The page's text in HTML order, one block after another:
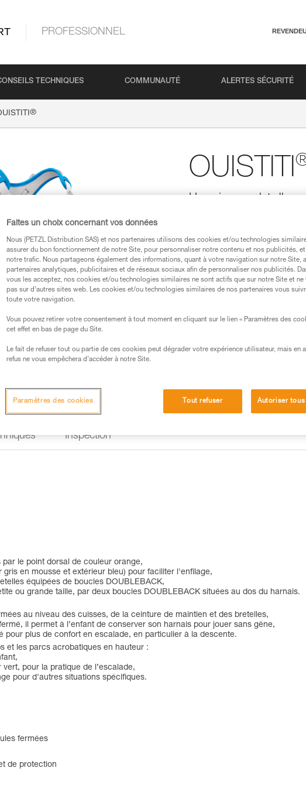
PROFESSIONNEL
TECHNIQUES COMMUNAUTÉ ALERTES SÉCURITÉ
®
OUISTITI
Harnais complet
Pour assurer les premiers
complet facile à régler et à
son système de réglage est
et le point d'encordement à
suspension. Son point
découverte d'autres activités
Besoin d'aide pour trouver le
TROUVER LE BON HARNAIS
Inspection
le point dorsal de couleur orange,
en mousse et extérieur bleu) pour faciliter l'enfilage,
équipées de boucles DOUBLEBACK,
ou grande taille, par deux boucles DOUBLEBACK situées au dos du harnais.
au niveau des cuisses, de la ceinture de maintien et des bretelles,
il permet à l’enfant de conserver son harnais pour jouer sans gêne,
pour plus de confort en escalade, en particulier à la descente.
et les parcs acrobatiques en hauteur :
pour la pratique de l’escalade,
pour d'autres situations spécifiques.
fermées
de protection
Faites un choix concernant vos données
Nous (PETZL Distribution SAS) et nos partenaires utilisons des cookies et/ou technologies
assurer du bon fonctionnement de notre Site, pour personnaliser notre contenu et nos publicités,
notre trafic. Nous partageons également des informations, quant à votre navigation sur notre Site,
partenaires analytiques, publicitaires et de réseaux sociaux afin de personnaliser nos publicités.
vous les acceptez, nos cookies et/ou technologies similaires ne sont actifs que sur notre Site et ne
pas sur d’autres sites web. Les cookies et/ou technologies similaires de nos partenaires vous
toute votre navigation.
Vous pouvez retirer votre consentement à tout moment en cliquant sur le lien « Paramètres des
cet effet en bas de page du Site.
Le fait de refuser tout ou partie de ces cookies peut dégrader votre expérience utilisateur, mais en
refus ne vous empêchera d’accéder à notre Site.
Tout refuser Autoriser
Paramètres des cookies